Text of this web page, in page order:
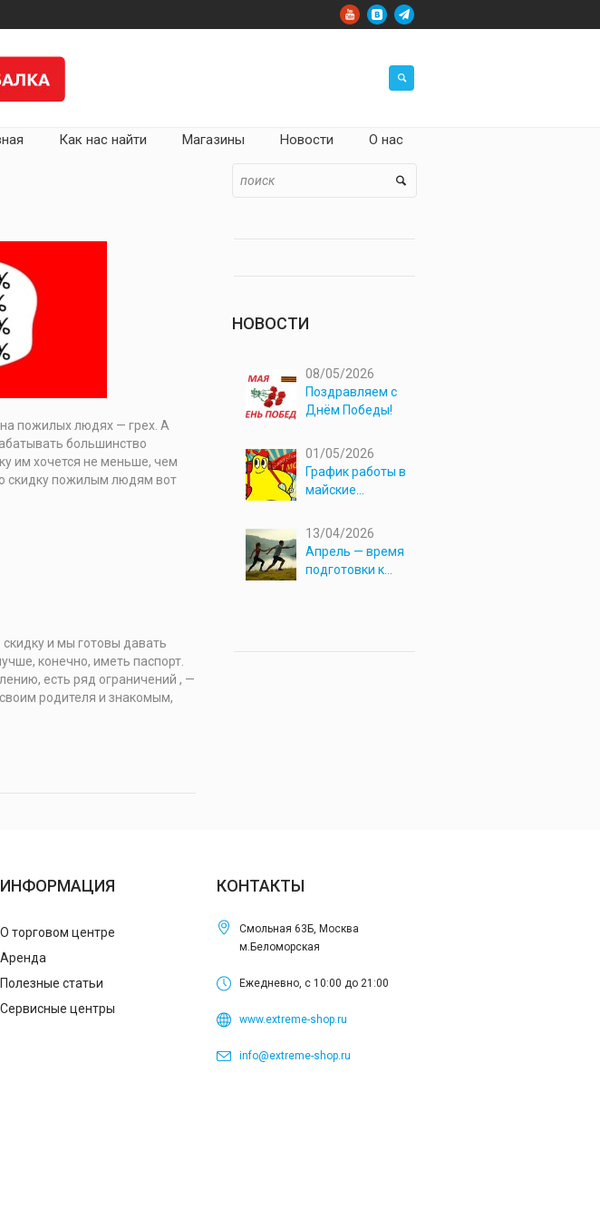
Как нас найти Магазины Новости О нас
пожилых людях — грех. А
большинство
им хочется не меньше, чем
скидку пожилым людям вот
и мы готовы давать
конечно, иметь паспорт.
есть ряд ограничений , —
родителя и знакомым,
НОВОСТИ
08/05/2026
Поздравляем с
Днём Победы!
01/05/2026
График работы в
майские
13/04/2026
Апрель — время
подготовки к
ИНФОРМАЦИЯ
О торговом центре
Аренда
Полезные статьи
Сервисные центры
КОНТАКТЫ
Смольная 63Б, Москва
м.Беломорская
Ежедневно, с 10:00 до 21:00
www.extreme-shop.ru
info@extreme-shop.ru